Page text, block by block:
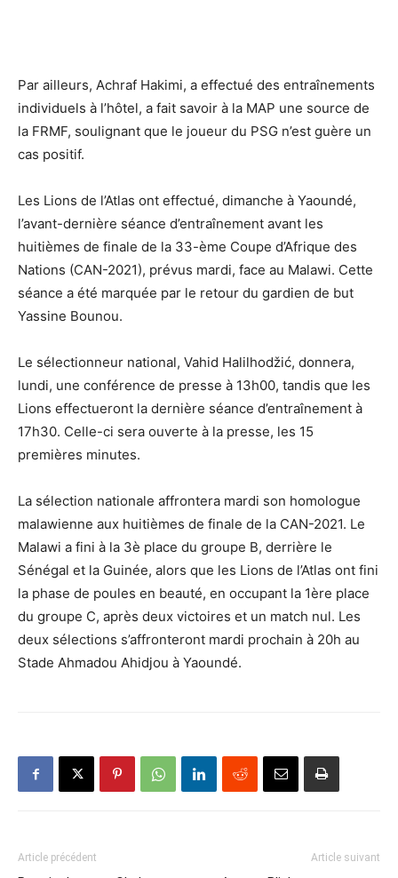
Par ailleurs, Achraf Hakimi, a effectué des entraînements
individuels à l’hôtel, a fait savoir à la MAP une source de
la FRMF, soulignant que le joueur du PSG n’est guère un
cas positif.
Les Lions de l’Atlas ont effectué, dimanche à Yaoundé,
l’avant-dernière séance d’entraînement avant les
huitièmes de finale de la 33-ème Coupe d’Afrique des
Nations (CAN-2021), prévus mardi, face au Malawi. Cette
séance a été marquée par le retour du gardien de but
Yassine Bounou.
Le sélectionneur national, Vahid Halilhodžić, donnera,
lundi, une conférence de presse à 13h00, tandis que les
Lions effectueront la dernière séance d’entraînement à
17h30. Celle-ci sera ouverte à la presse, les 15
premières minutes.
La sélection nationale affrontera mardi son homologue
malawienne aux huitièmes de finale de la CAN-2021. Le
Malawi a fini à la 3è place du groupe B, derrière le
Sénégal et la Guinée, alors que les Lions de l’Atlas ont fini
la phase de poules en beauté, en occupant la 1ère place
du groupe C, après deux victoires et un match nul. Les
deux sélections s’affronteront mardi prochain à 20h au
Stade Ahmadou Ahidjou à Yaoundé.
Article précédent Article suivant